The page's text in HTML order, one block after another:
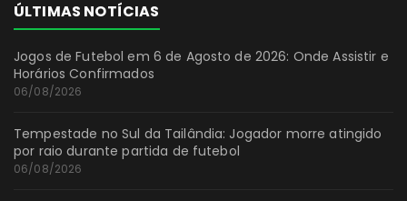
ÚLTIMAS NOTÍCIAS
Jogos de Futebol em 6 de Agosto de 2026: Onde Assistir e
Horários Confirmados
06/08/2026
Tempestade no Sul da Tailândia: Jogador morre atingido
por raio durante partida de futebol
06/08/2026